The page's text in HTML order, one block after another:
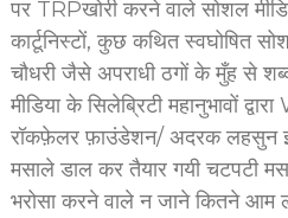
पर TRPखोरी करने वाले सोशल
कार्टूनिस्टों, कुछ कथित स्वघोषित
चौधरी जैसे अपराधी ठगों के मुँह से
मीडिया के सिलेब्रिटी महानुभावों
रॉकफ़ेलर फ़ाउंडेशन/ अदरक लहसुन
मसाले डाल कर तैयार गयी चटपटी
भरोसा करने वाले न जाने कितने आम